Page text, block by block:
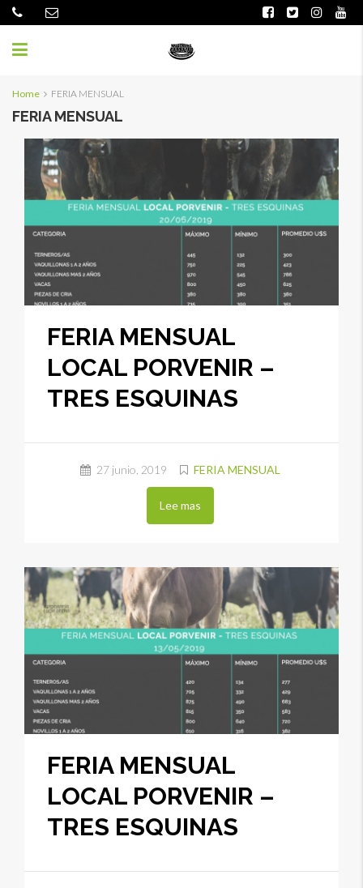
Home FERIA MENSUAL
FERIA MENSUAL
FERIA MENSUAL
LOCAL PORVENIR –
TRES ESQUINAS
27 junio, 2019 FERIA MENSUAL
Lee mas
FERIA MENSUAL
LOCAL PORVENIR –
TRES ESQUINAS